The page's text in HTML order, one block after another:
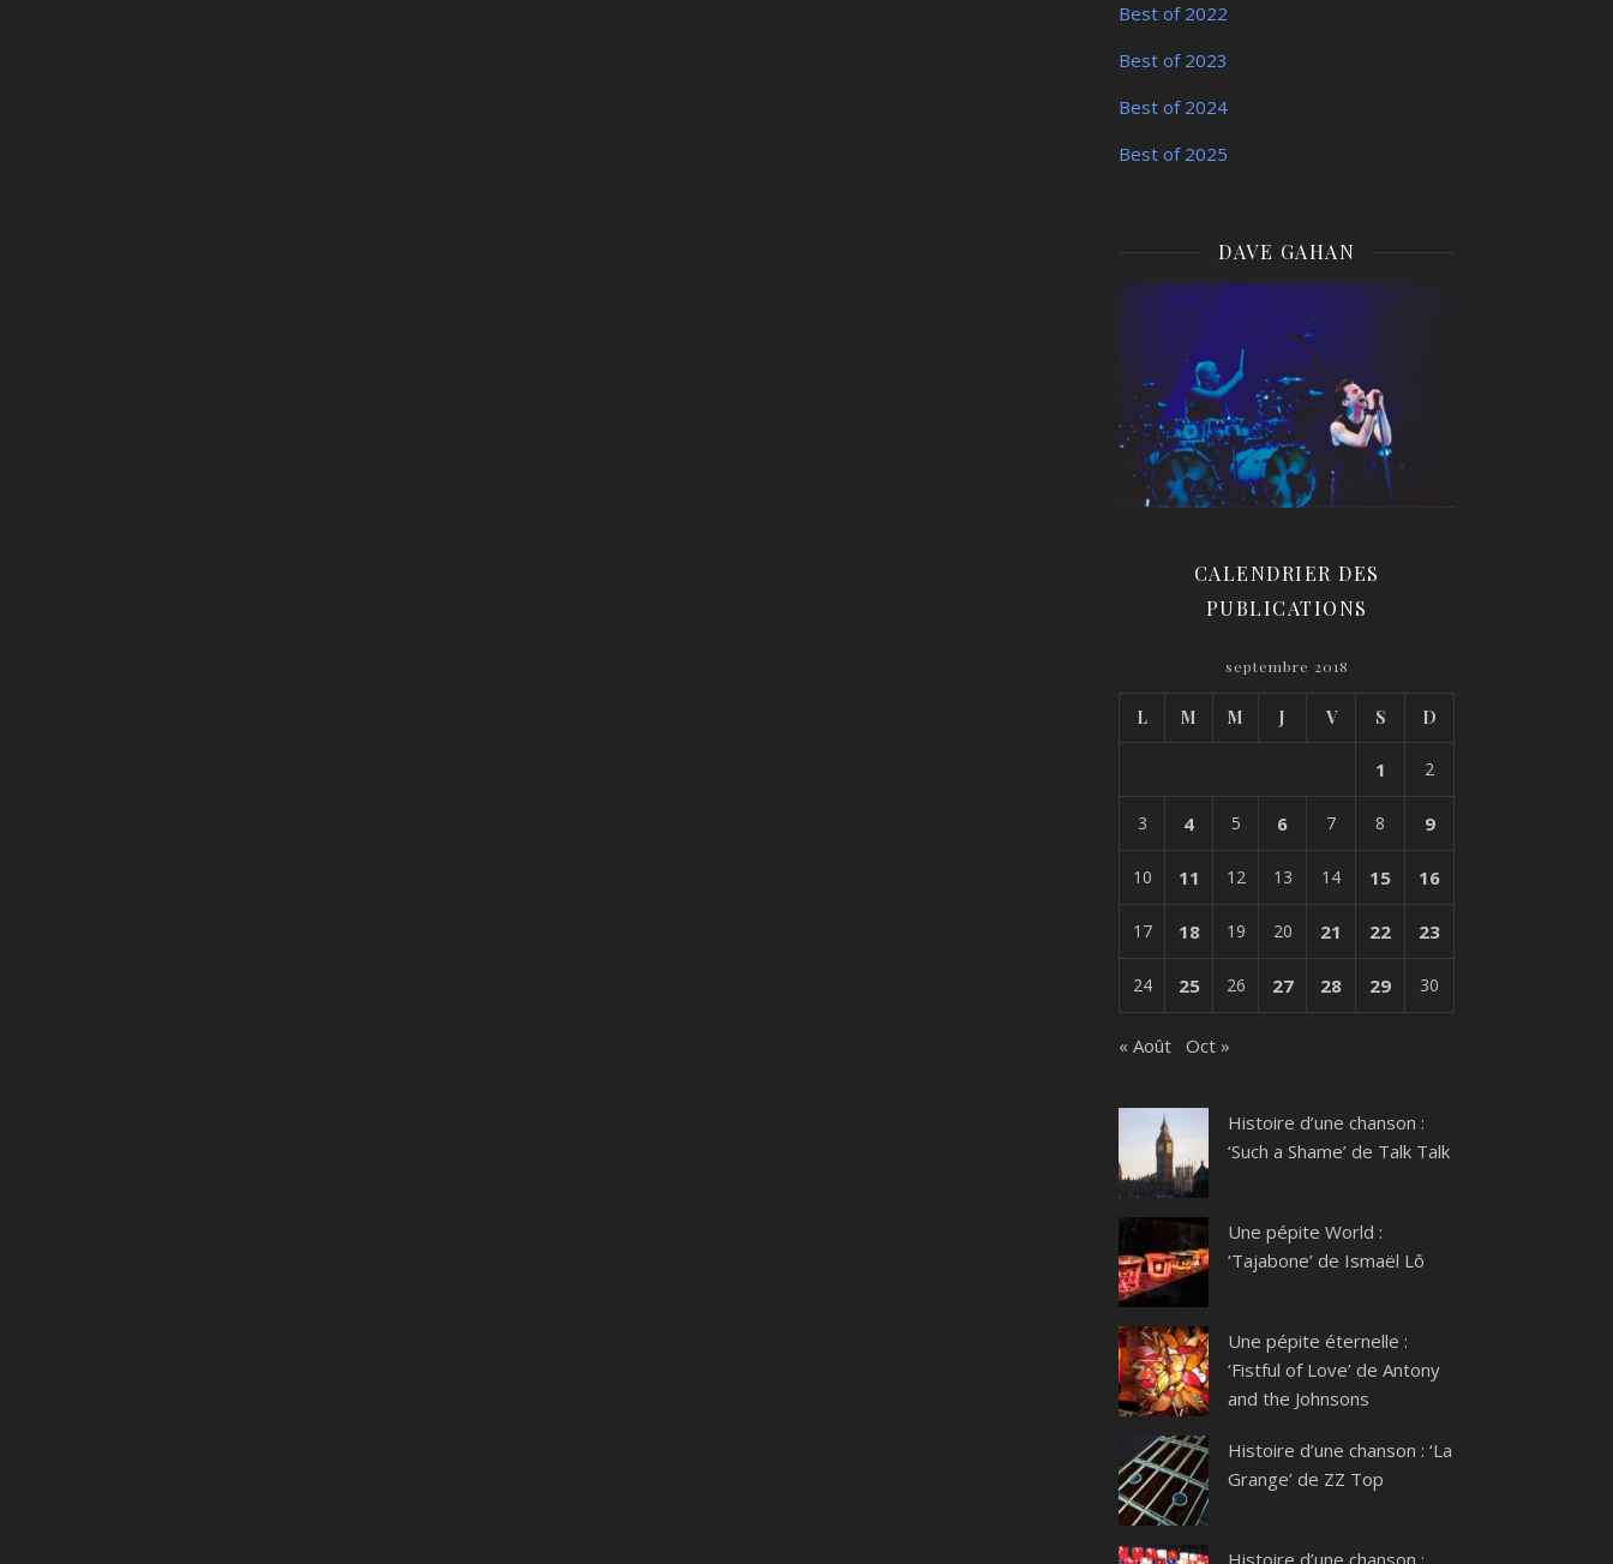
Best of 2022
Best of 2023
Best of 2024
Best of 2025
DAVE GAHAN
CALENDRIER DES
PUBLICATIONS
septembre 2018
L M M J V S D
1 2
3 4 5 6 7 8 9
10 11 12 13 14 15 16
17 18 19 20 21 22 23
24 25 26 27 28 29 30
« Août Oct »
Histoire d’une chanson :
‘Such a Shame’ de Talk Talk
Une pépite World :
‘Tajabone’ de Ismaël Lô
Une pépite éternelle :
‘Fistful of Love’ de Antony
and the Johnsons
Histoire d’une chanson : ‘La
Grange’ de ZZ Top